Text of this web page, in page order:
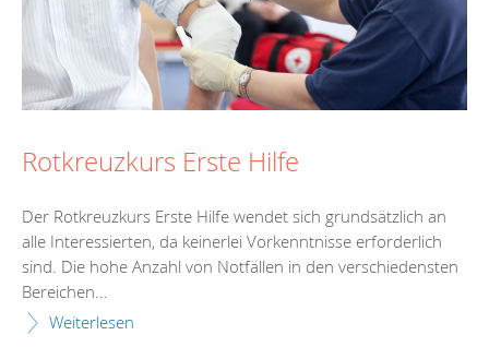
Rotkreuzkurs Erste Hilfe
Der Rotkreuzkurs Erste Hilfe wendet sich grundsätzlich an
alle Interessierten, da keinerlei Vorkenntnisse erforderlich
sind. Die hohe Anzahl von Notfällen in den verschiedensten
Bereichen...
Weiterlesen